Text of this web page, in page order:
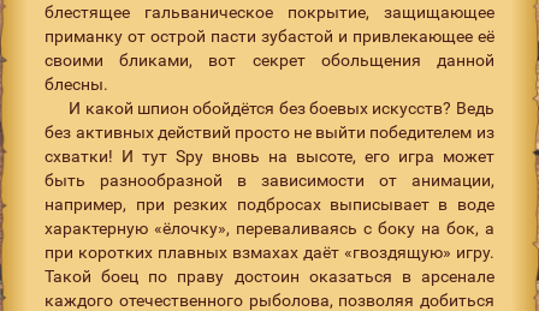
блестящее гальваническое покрытие, защищающее
приманку от острой пасти зубастой и привлекающее её
своими бликами, вот секрет обольщения данной
блесны.
И какой шпион обойдётся без боевых искусств? Ведь
без активных действий просто не выйти победителем из
схватки! И тут Spy вновь на высоте, его игра может
быть разнообразной в зависимости от анимации,
например, при резких подбросах выписывает в воде
характерную «ёлочку», переваливаясь с боку на бок, а
при коротких плавных взмахах даёт «гвоздящую» игру.
Такой боец по праву достоин оказаться в арсенале
каждого отечественного рыболова, позволяя добиться